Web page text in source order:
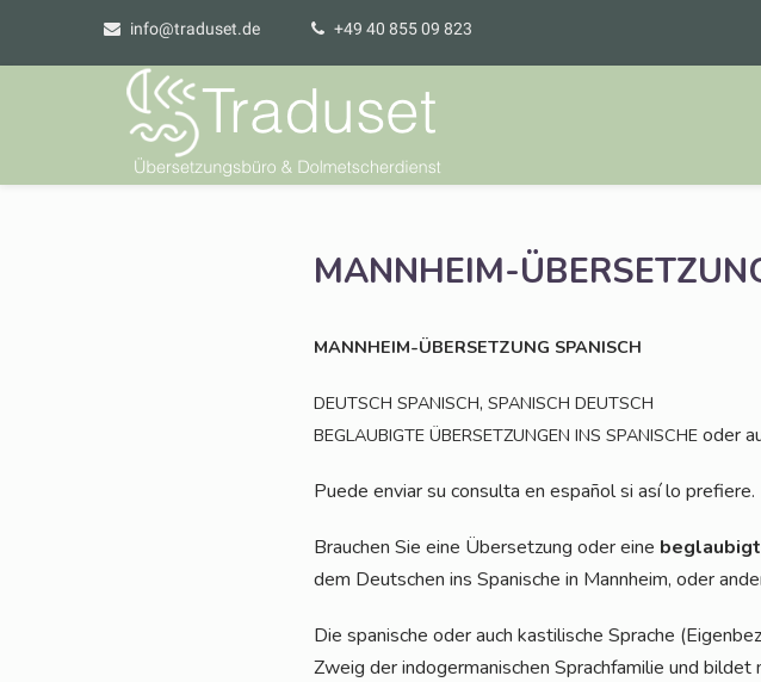
info@traduset.de +49 40 855 09 823
MANNHEIM-
MANNHEIM-ÜBERSETZUNG SPANISCH
DEUTSCH SPANISCH, SPANISCH DEUTSCH
BEGLAUBIGTE ÜBERSETZUNGEN INS SPANISCHEoder
Pue­de envi­ar su con­sul­ta en espa­ñol si así lo prefiere.
Brau­chen Sie eine Über­set­zung oder eine
dem Deut­schen ins Spa­ni­sche in Mann­heim, oder
Die spa­ni­sche oder auch kas­ti­li­sche Spra­che
Zweig der indo­ger­ma­ni­schen Sprach­fa­mi­lie und